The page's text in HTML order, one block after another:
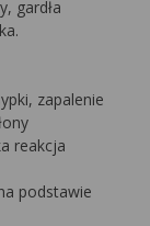
gardła
zapalenie
reakcja
podstawie